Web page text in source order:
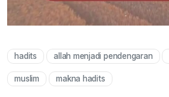
hadits allah menjadi pendengaran
muslim makna hadits